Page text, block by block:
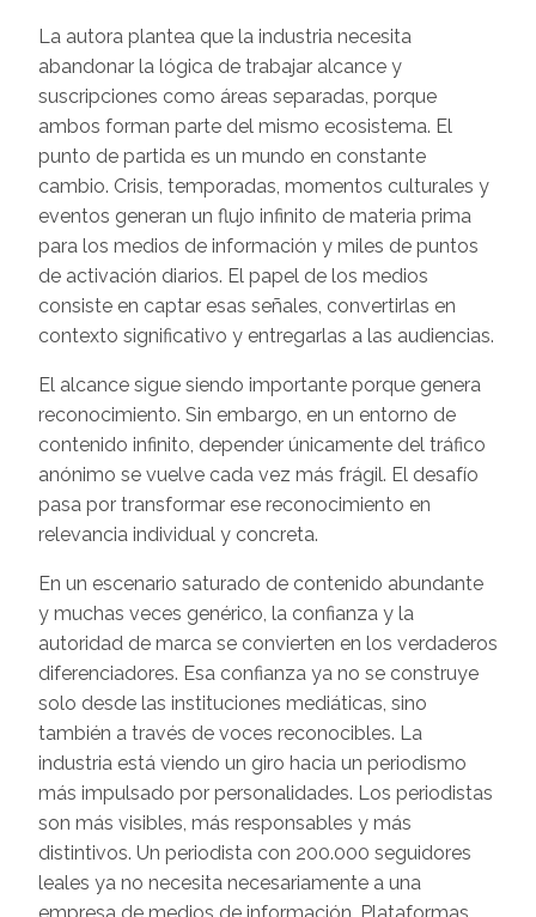
La autora plantea que la industria necesita
abandonar la lógica de trabajar alcance y
suscripciones como áreas separadas, porque
ambos forman parte del mismo ecosistema. El
punto de partida es un mundo en constante
cambio. Crisis, temporadas, momentos culturales y
eventos generan un flujo infinito de materia prima
para los medios de información y miles de puntos
de activación diarios. El papel de los medios
consiste en captar esas señales, convertirlas en
contexto significativo y entregarlas a las audiencias.
El alcance sigue siendo importante porque genera
reconocimiento. Sin embargo, en un entorno de
contenido infinito, depender únicamente del tráfico
anónimo se vuelve cada vez más frágil. El desafío
pasa por transformar ese reconocimiento en
relevancia individual y concreta.
En un escenario saturado de contenido abundante
y muchas veces genérico, la confianza y la
autoridad de marca se convierten en los verdaderos
diferenciadores. Esa confianza ya no se construye
solo desde las instituciones mediáticas, sino
también a través de voces reconocibles. La
industria está viendo un giro hacia un periodismo
más impulsado por personalidades. Los periodistas
son más visibles, más responsables y más
distintivos. Un periodista con 200.000 seguidores
leales ya no necesita necesariamente a una